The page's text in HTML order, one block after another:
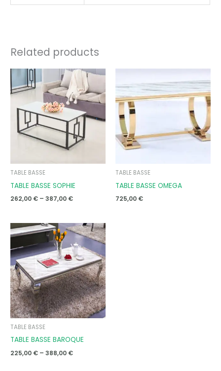
Related products
TABLE BASSE
TABLE BASSE SOPHIE
262,00 € – 387,00 €
Price
range:
262,00 €
through
387,00 €
TABLE BASSE
TABLE BASSE OMEGA
725,00 €
TABLE BASSE
TABLE BASSE BAROQUE
225,00 € – 388,00 €
Price
range:
225,00 €
through
388,00 €